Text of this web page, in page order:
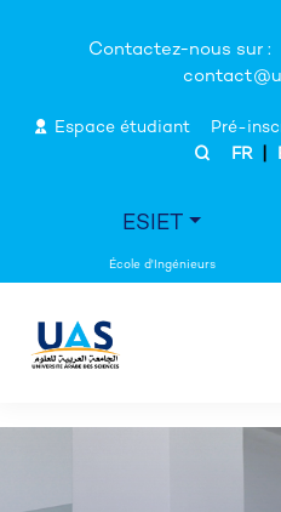
Contactez-nous sur :
Espace étudiant Pré-
FR
ESIET